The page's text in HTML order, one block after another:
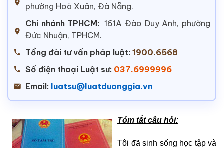
phường Hoà Xuân, Đà Nẵng.
Chi nhánh TPHCM: 161A Đào Duy Anh, phường
Đức Nhuận, TPHCM.
Tổng đài tư vấn pháp luật: 1900.6568
Số điện thoại Luật sư: 037.6999996
Email: luatsu@luatduonggia.vn
Tóm tắt câu hỏi:
Tôi đã sinh sống học tập và